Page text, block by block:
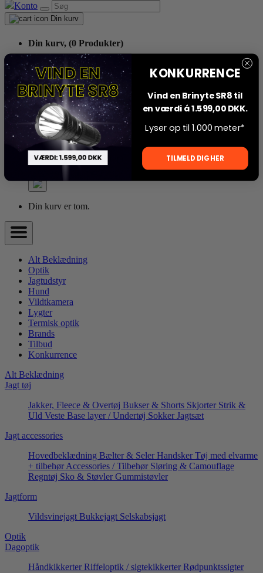
Konto
Din kurv
Din kurv, (0 Produkter)
Din kurv er tom.
Din kurv
Din kurv,(0 Produkter)
Din kurv er tom.
Alt Beklædning
Optik
Jagtudstyr
Hund
Vildtkamera
Lygter
Termisk optik
Brands
Tilbud
Konkurrence
Alt Beklædning
Jagt tøj
Jakker, Fleece & Overtøj Bukser & Shorts Skjorter Strik &
Uld Veste Base layer / Undertøj Sokker Jagtsæt
Jagt accessories
Hovedbeklædning Bælter & Seler Handsker Tøj med elvarme
+ tilbehør Accessories / Tilbehør Sløring & Camouflage
Regntøj Sko & Støvler Gummistøvler
Jagtform
Vildsvinejagt Bukkejagt Selskabsjagt
Optik
Dagoptik
Håndkikkerter Riffeloptik / sigtekikkerter Rødpunktssigter
KONKURRENCE
Vind en Brinyte SR8 til
en værdi á 1.599,00 DKK.
Lyser op til 1.000 meter*
TILMELD DIG HER